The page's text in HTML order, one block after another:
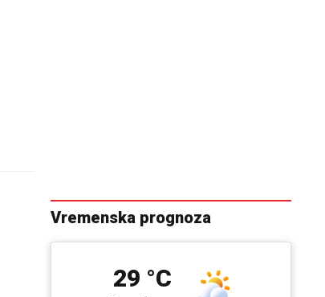
Vremenska prognoza
29 °C